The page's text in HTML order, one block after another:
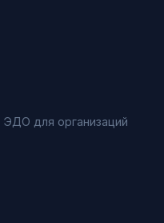
для организаций